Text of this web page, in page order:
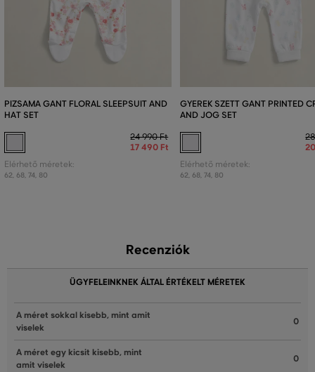
PIZSAMA GANT FLORAL SLEEPSUIT AND
HAT SET
24 990 Ft
17 490 Ft
Elérhető méretek:
62, 68, 74, 80
GYEREK SZETT GANT PRINTED
AND JOG SET
Elérhető méretek:
62, 68, 74, 80
Recenziók
ÜGYFELEINKNEK ÁLTAL ÉRTÉKELT MÉRETEK
A méret sokkal kisebb, mint amit
viselek
0
A méret egy kicsit kisebb, mint
amit viselek
0